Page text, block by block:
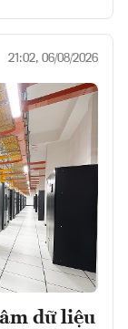
21:02, 06/08/2026
dữ liệu